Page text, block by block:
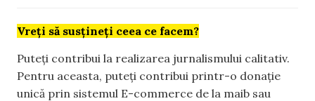
Vreți să susțineți ceea ce facem?
Puteți contribui la realizarea jurnalismului calitativ.
Pentru aceasta, puteți contribui printr-o donație
unică prin sistemul E-commerce de la maib sau